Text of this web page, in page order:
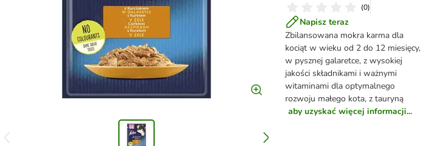
(0)
Napisz teraz
Zbilansowana mokra karma dla
kociąt w wieku od 2 do 12 miesięcy,
w pysznej galaretce, z wysokiej
jakości składnikami i ważnymi
witaminami dla optymalnego
rozwoju małego kota, z tauryną
aby uzyskać więcej informacji...